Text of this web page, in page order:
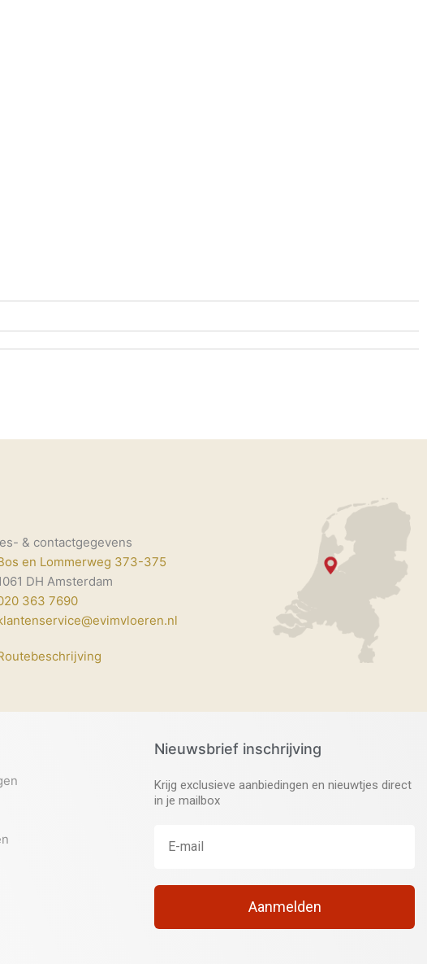
& contactgegevens
en Lommerweg 373-375
DH Amsterdam
363 7690
Nieuwsbrief inschrijving
Krijg exclusieve aanbiedingen en nieuwtjes direct
in je mailbox
Aanmelden